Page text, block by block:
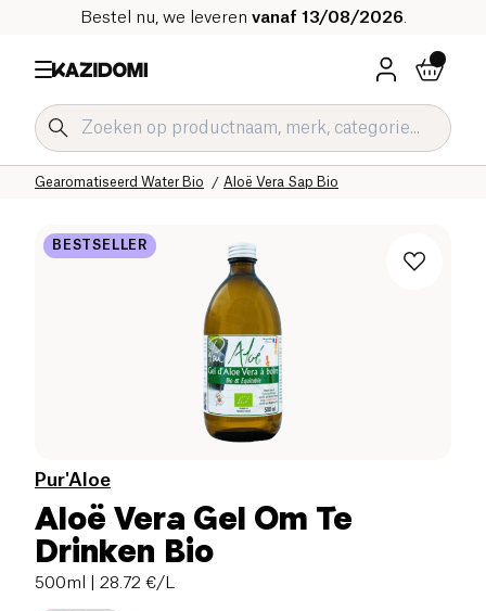
Bestel nu, we leveren vanaf 13/08/2026
Aloë Vera Sap Bio
Gearomatiseerd Water Bio
Verfrissende Dranken en Siroop Bio
Dranken Bio
Home
BESTSELLER
Pur'Aloe
Aloë Vera Gel Om Te
Drinken Bio
500ml | 28.72 €/L